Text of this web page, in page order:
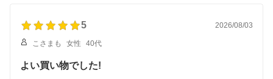
5 2026/08/03
こさまも 女性 40代
よい買い物でした!